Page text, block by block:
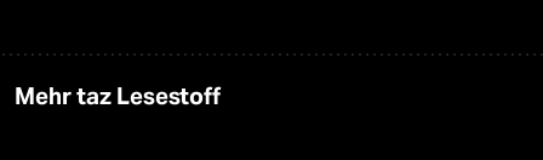
Mehr taz Lesestoff